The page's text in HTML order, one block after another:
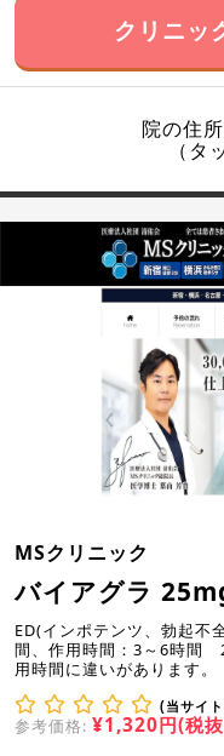
クリニッ
院の住
（タ
MSクリニック
バイアグラ
ED(インポテンツ、勃起不
間、作用時間：3～6時間
用時間に違いがあります。
(当サイ
参考価格: ¥1,320円(税